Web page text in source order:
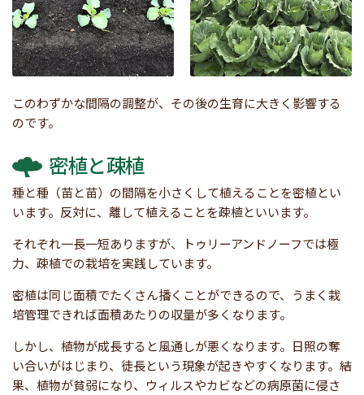
このわずかな間隔の調整が、その後の生育に大きく影響する
のです。
密植と疎植
種と種（苗と苗）の間隔を小さくして植えることを密植とい
います。反対に、離して植えることを疎植といいます。
それぞれ一長一短ありますが、トゥリーアンドノーフでは極
力、疎植での栽培を実践しています。
密植は同じ面積でたくさん播くことができるので、うまく栽
培管理できれば面積あたりの収量が多くなります。
しかし、植物が成長すると風通しが悪くなります。日照の奪
い合いがはじまり、徒長という現象が起きやすくなります。結
果、植物が貧弱になり、ウィルスやカビなどの病原菌に侵さ